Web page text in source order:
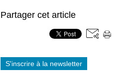
Partager cet article
S'inscrire à la newsletter